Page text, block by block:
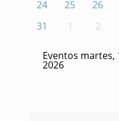
24
25 26
31
1 2
Eventos martes,
2026